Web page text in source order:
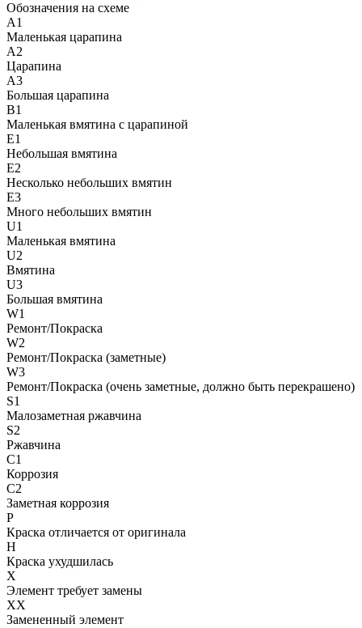
Обозначения на схеме
A1
Маленькая царапина
A2
Царапина
A3
Большая царапина
B1
Маленькая вмятина с царапиной
E1
Небольшая вмятина
E2
Несколько небольших вмятин
E3
Много небольших вмятин
U1
Маленькая вмятина
U2
Вмятина
U3
Большая вмятина
W1
Ремонт/Покраска
W2
Ремонт/Покраска (заметные)
W3
Ремонт/Покраска (очень заметные, должно быть перекрашено)
S1
Малозаметная ржавчина
S2
Ржавчина
C1
Коррозия
C2
Заметная коррозия
P
Краска отличается от оригинала
H
Краска ухудшилась
X
Элемент требует замены
XX
Замененный элемент